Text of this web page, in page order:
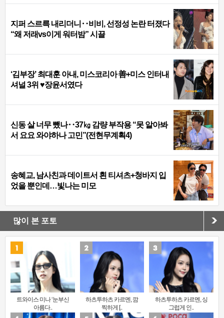
지퍼 스르륵 내리더니‥비비, 선정성 논란 터졌다
“왜 저래vs이게 워터밤” 시끌
‘김부장’ 최대훈 아내, 미스코리아 善+미스 인터내
셔널 3위 ♥장윤서였다
신동 살 너무 뺐나‥37㎏ 감량 부작용 “못 알아봐
서 요요 와야하나 고민”(전현무계획4)
송혜교, 남사친과 데이트서 흰 티셔츠+청바지 입
었을 뿐인데…빛나는 미모
많이 본 포토
트와이스 미나 ‘눈부신
아름다..
하츠투하츠 카르멘, 깜
찍하게 [..
하츠투하츠 카르멘, 싱
그럽게 인..